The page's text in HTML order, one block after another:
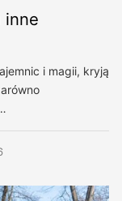
inne
i magii, kryją